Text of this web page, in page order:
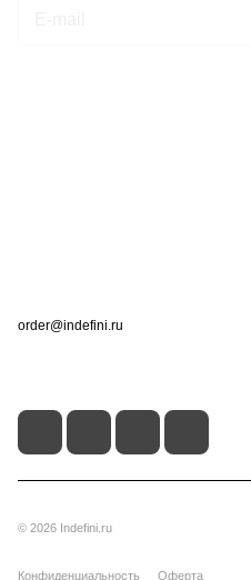
order@indefini.ru
© 2026 Indefini.ru
Конфиденциальность Оферта